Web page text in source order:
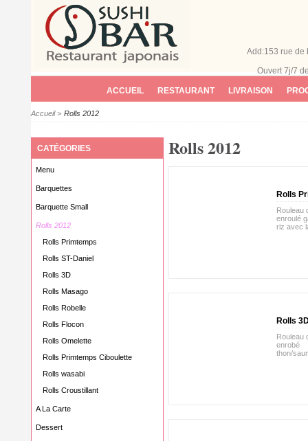
Add:153 rue
Ouvert 7j/7
ACCUEIL RESTAURANT LIVRAISON
Accueil > Rolls 2012
Rolls 2012
Rolls
Rouleau
enroulé
riz avec
Rolls
Rouleau
enrobé
thon/
CATÉGORIES
Menu
Barquettes
Barquette Small
Rolls 2012
Rolls Primtemps
Rolls ST-Daniel
Rolls 3D
Rolls Masago
Rolls Robelle
Rolls Flocon
Rolls Omelette
Rolls Primtemps Ciboulette
Rolls wasabi
Rolls Croustillant
A La Carte
Dessert